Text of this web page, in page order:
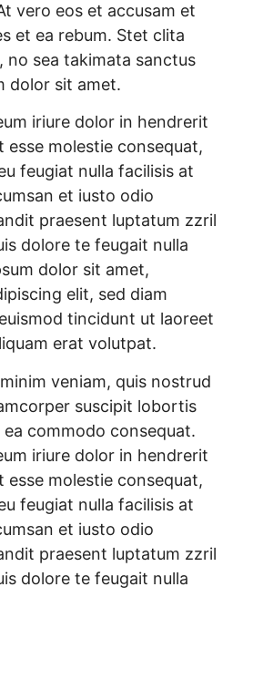
vero eos et accusam et
et ea rebum. Stet clita
no sea takimata sanctus
dolor sit amet.
iriure dolor in hendrerit
esse molestie consequat,
feugiat nulla facilisis at
et iusto odio
praesent luptatum zzril
dolore te feugait nulla
dolor sit amet,
elit, sed diam
tincidunt ut laoreet
erat volutpat.
veniam, quis nostrud
suscipit lobortis
ea commodo consequat.
iriure dolor in hendrerit
esse molestie consequat,
feugiat nulla facilisis at
et iusto odio
praesent luptatum zzril
dolore te feugait nulla